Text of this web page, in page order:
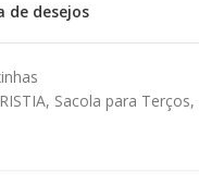
de desejos
, Sacola para Terços,